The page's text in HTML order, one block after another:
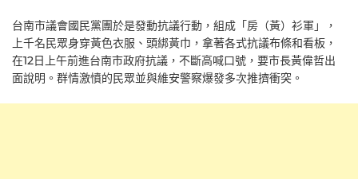
台南市議會國民黨團於是發動抗議行動，組成「房（黃）衫軍」，
上千名民眾身穿黃色衣服、頭綁黃巾，拿著各式抗議布條和看板，
在12日上午前進台南市政府抗議，不斷高喊口號，要市長黃偉哲出
面說明。群情激憤的民眾並與維安警察爆發多次推擠衝突。